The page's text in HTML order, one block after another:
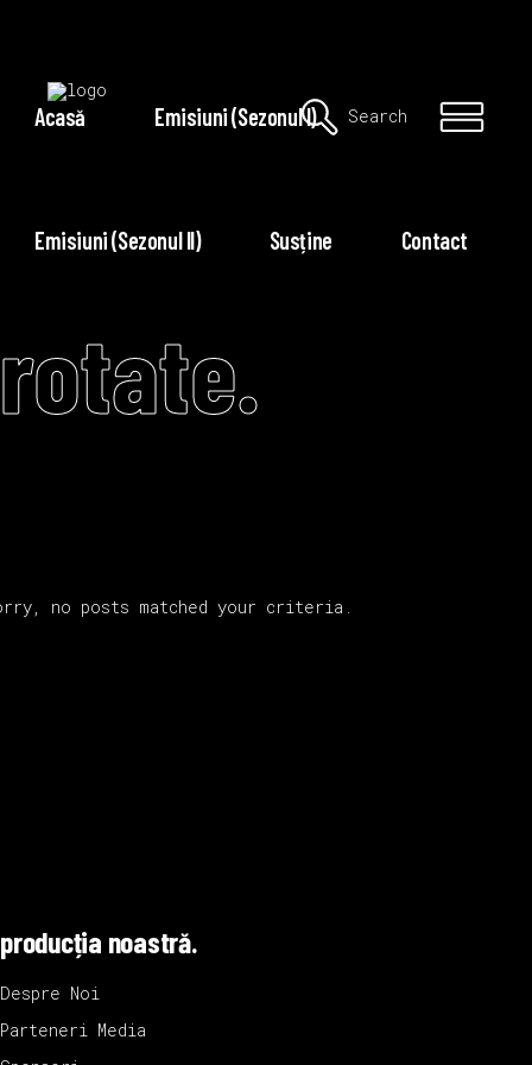
Acasă Emisiuni (Sezonul I)
Emisiuni (Sezonul II) Susține Contact
Search
rotate.
no posts matched your criteria.
producția noastră.
Despre Noi
Parteneri Media